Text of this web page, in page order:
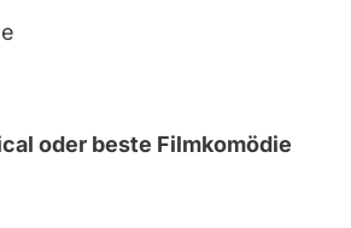
oder beste Filmkomödie